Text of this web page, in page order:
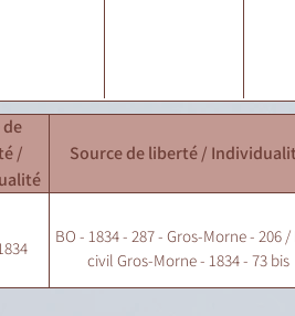
de
/
Source de liberté /
BO - 1834 - 287 - Gros-Morne - 206
civil Gros-Morne - 1834 - 73 bis